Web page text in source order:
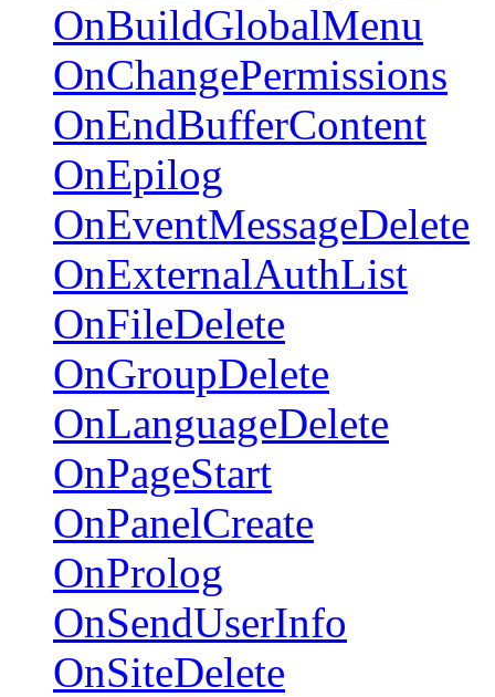
OnBuildGlobalMenu
OnChangePermissions
OnEndBufferContent
OnEpilog
OnEventMessageDelete
OnExternalAuthList
OnFileDelete
OnGroupDelete
OnLanguageDelete
OnPageStart
OnPanelCreate
OnProlog
OnSendUserInfo
OnSiteDelete